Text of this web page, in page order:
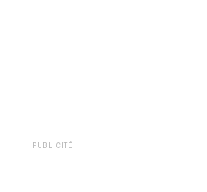
PUBLICITÉ